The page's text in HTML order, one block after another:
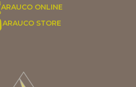
ARAUCO ONLINE
ARAUCO STORE